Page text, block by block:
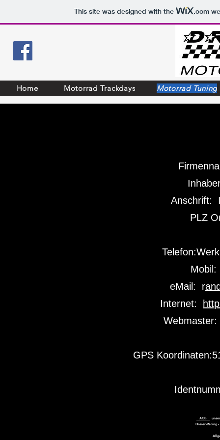
This site was designed with the .com
Home Motorrad Trackdays Motorrad Tuning
Anschrift:
PLZ
eMail: r
Internet:
GPS
AGB
Dreier-Racing